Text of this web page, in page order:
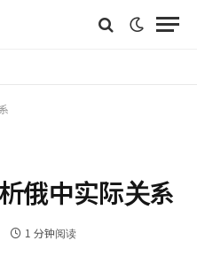
俄中实际关系
1 分钟阅读